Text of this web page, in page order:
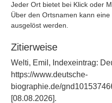
Jeder Ort bietet bei Klick oder
Über den Ortsnamen kann
ausgelöst werden.
Zitierweise
Welti, Emil, Indexeintrag:
https://www.deutsche-
biographie.de/
[08.08.2026].